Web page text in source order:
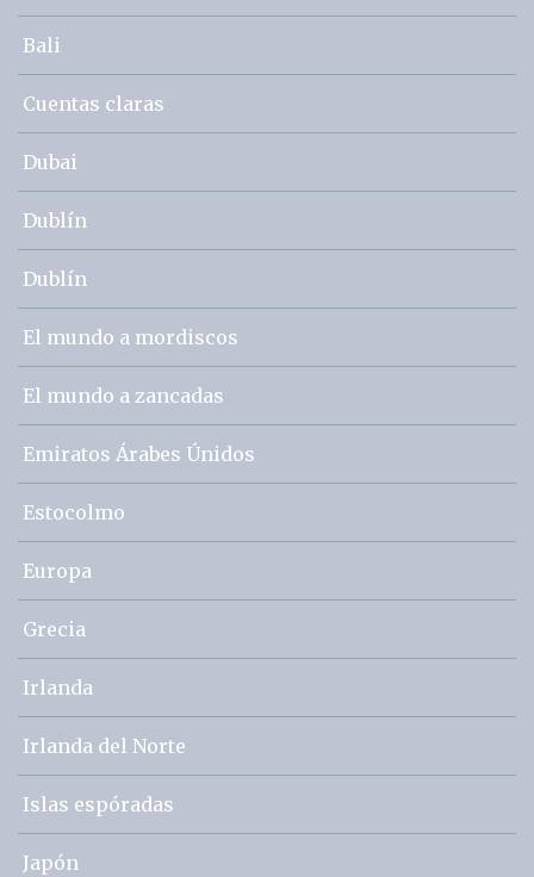
Bali
Cuentas claras
Dubai
Dublín
Dublín
El mundo a mordiscos
El mundo a zancadas
Emiratos Árabes Únidos
Estocolmo
Europa
Grecia
Irlanda
Irlanda del Norte
Islas espóradas
Japón